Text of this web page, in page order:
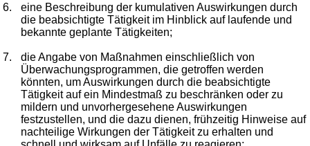
6.
eine Beschreibung der kumulativen Auswirkungen durch
die beabsichtigte Tätigkeit im Hinblick auf laufende und
bekannte geplante Tätigkeiten;
7.
die Angabe von Maßnahmen einschließlich von
Überwachungsprogrammen, die getroffen werden
könnten, um Auswirkungen durch die beabsichtigte
Tätigkeit auf ein Mindestmaß zu beschränken oder zu
mildern und unvorhergesehene Auswirkungen
festzustellen, und die dazu dienen, frühzeitig Hinweise auf
nachteilige Wirkungen der Tätigkeit zu erhalten und